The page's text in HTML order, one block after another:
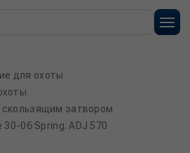
для охоты
скользящим затвором
30-06 Spring. ADJ 570